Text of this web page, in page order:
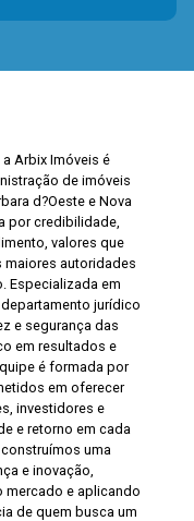
Arbix Imóveis é
de imóveis
d?Oeste e Nova
por credibilidade,
valores que
maiores autoridades
Especializada em
jurídico
e segurança das
em resultados e
é formada por
em oferecer
investidores e
e retorno em cada
uma
e inovação,
e aplicando
de quem busca um